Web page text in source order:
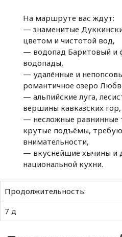
На маршруте вас ждут:
— знаменитые
цветом и чистотой вод,
— водопад Баритовый и
водопады,
— удалённые и
романтичное озеро
— альпийские луга,
вершины кавказских гор,
— несложные равнинные
крутые подъёмы,
внимательности,
— вкуснейшие хычины и
национальной кухни.
Продолжительность:
7 д